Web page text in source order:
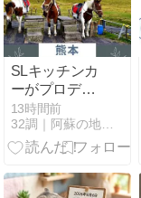
SLキッチンカ
ーがプロデュ
ースのお店
【居心地処 間
AWAI】
13時間前
32調｜阿蘇の地域ブログ